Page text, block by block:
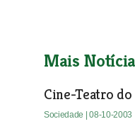
Mais
Cine-Teatro
Sociedade | 08-10-2003